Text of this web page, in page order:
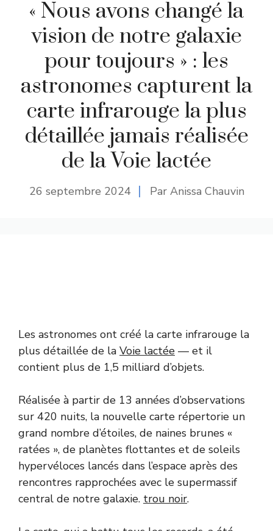
« Nous avons changé la
vision de notre galaxie
pour toujours » : les
astronomes capturent la
carte infrarouge la plus
détaillée jamais réalisée
de la Voie lactée
26 septembre 2024 Par Anissa Chauvin
Les astronomes ont créé la carte infrarouge la
plus détaillée de la Voie lactée — et il
contient plus de 1,5 milliard d’objets.
Réalisée à partir de 13 années d’observations
sur 420 nuits, la nouvelle carte répertorie un
grand nombre d’étoiles, de naines brunes «
ratées », de planètes flottantes et de soleils
hypervéloces lancés dans l’espace après des
rencontres rapprochées avec le supermassif
central de notre galaxie. trou noir.